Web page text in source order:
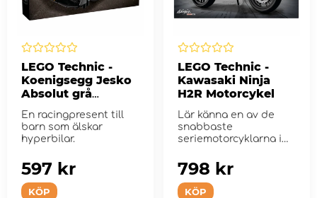
LEGO Technic -
Koenigsegg Jesko
Absolut grå
hyperbil
En racingpresent till
barn som älskar
hyperbilar.
KÖP
597 kr
LEGO Technic -
Kawasaki Ninja
H2R Motorcykel
Lär känna en av de
snabbaste
seriemotorcyklarna i
KÖP
798 kr